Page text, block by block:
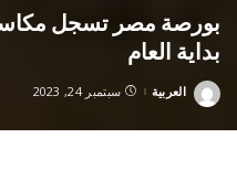
بداية العام
Posted
العربية سبتمبر 24, 2023